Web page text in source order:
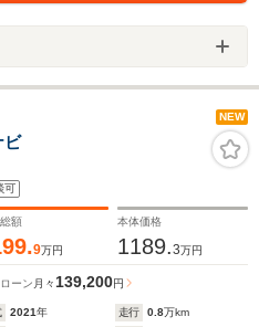
NEW
可
額
9万円
本体価格
1189.3万円
ーン 月々139,200円
2021年 走行 0.8万km